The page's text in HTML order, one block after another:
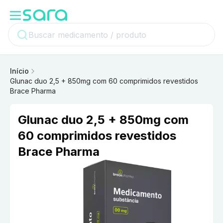
Início
Glunac duo 2,5 + 850mg com 60 comprimidos revestidos
Brace Pharma
Glunac duo 2,5 + 850mg com
60 comprimidos revestidos
Brace Pharma